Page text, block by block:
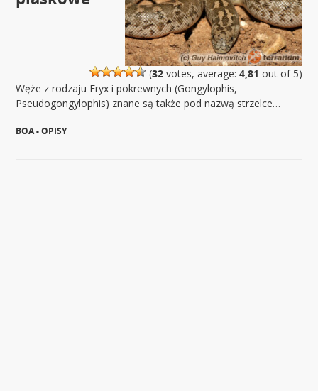
(32votes, average: 4,81 out of 5)
Węże z rodzaju Eryx i pokrewnych (Gongylophis,
Pseudogongylophis) znane są także pod nazwą strzelce…
BOA - OPISY